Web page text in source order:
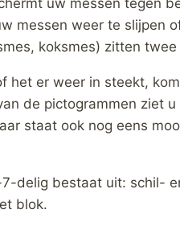
uw messen tegen
messen weer te slijpen
koksmes) zitten
het er weer in steekt,
de pictogrammen ziet
staat ook nog eens
delig bestaat uit: schil-
blok.